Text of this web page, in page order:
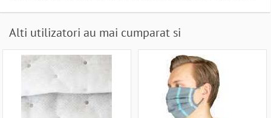
Alti utilizatori au mai cumparat si